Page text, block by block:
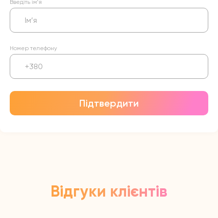
Введіть ім’я
Номер телефону
Підтвердити
Відгуки клієнтів